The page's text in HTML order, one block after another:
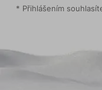
* Přihlášením